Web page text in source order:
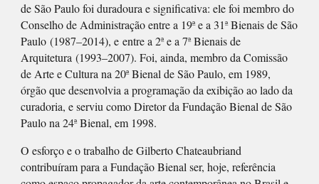
de São Paulo foi duradoura e significativa: ele foi membro do
Conselho de Administração entre a 19ª e a 31ª Bienais de São
Paulo (1987–2014), e entre a 2ª e a 7ª Bienais de
Arquitetura (1993–2007). Foi, ainda, membro da Comissão
de Arte e Cultura na 20ª Bienal de São Paulo, em 1989,
órgão que desenvolvia a programação da exibição ao lado da
curadoria, e serviu como Diretor da Fundação Bienal de São
Paulo na 24ª Bienal, em 1998.
O esforço e o trabalho de Gilberto Chateaubriand
contribuíram para a Fundação Bienal ser, hoje, referência